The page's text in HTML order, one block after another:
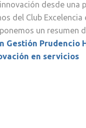
desde una
del Club
un resumen
Gestión Prudencio
en servicios